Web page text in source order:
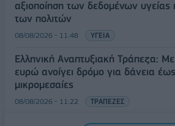
αξιοποίηση των δεδομένων
των πολιτών
08/08/2026 - 11:48 ΥΓΕΙΑ
Ελληνική Αναπτυξιακή Τράπεζα:
ευρώ ανοίγει δρόμο για δάνεια
μικρομεσαίες
08/08/2026 - 11:22 ΤΡΑΠΕΖΕΣ